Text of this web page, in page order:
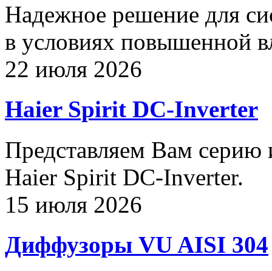
Надежное решение для
в условиях повышенной
22 июля 2026
Haier Spirit DC-Inverter
Представляем Вам серию
Haier Spirit DC-Inverter.
15 июля 2026
Диффузоры VU AISI 304